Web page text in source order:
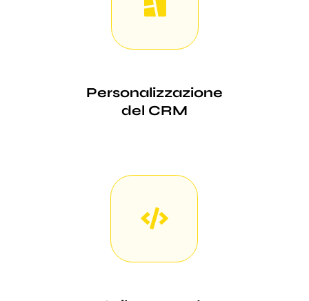
Personalizzazione
del CRM